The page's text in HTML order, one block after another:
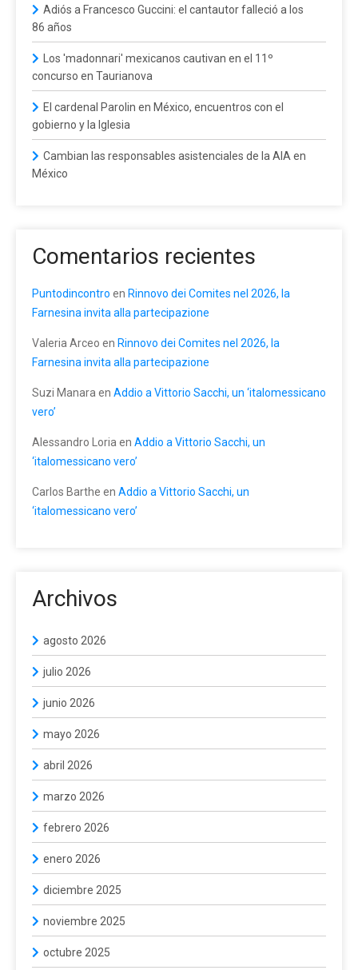
Adiós a Francesco Guccini: el cantautor falleció a los
86 años
Los 'madonnari' mexicanos cautivan en el 11º
concurso en Taurianova
El cardenal Parolin en México, encuentros con el
gobierno y la Iglesia
Cambian las responsables asistenciales de la AIA en
México
Comentarios recientes
Puntodincontro en Rinnovo dei Comites nel 2026, la
Farnesina invita alla partecipazione
Valeria Arceo en Rinnovo dei Comites nel 2026, la
Farnesina invita alla partecipazione
Suzi Manara en Addio a Vittorio Sacchi, un ‘italomessicano
vero’
Alessandro Loria en Addio a Vittorio Sacchi, un
‘italomessicano vero’
Carlos Barthe en Addio a Vittorio Sacchi, un
‘italomessicano vero’
Archivos
agosto 2026
julio 2026
junio 2026
mayo 2026
abril 2026
marzo 2026
febrero 2026
enero 2026
diciembre 2025
noviembre 2025
octubre 2025